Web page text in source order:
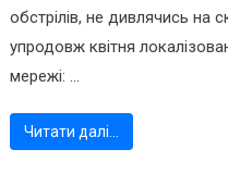
обстрілів, не дивлячись на
упродовж квітня
мережі: ...
Читати далі…